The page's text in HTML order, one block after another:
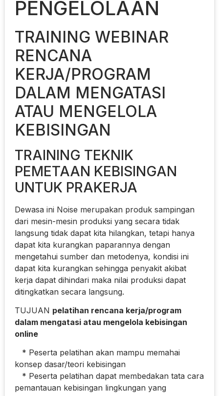
PENGELOLAAN
TRAINING WEBINAR
RENCANA
KERJA/PROGRAM
DALAM MENGATASI
ATAU MENGELOLA
KEBISINGAN
TRAINING TEKNIK
PEMETAAN KEBISINGAN
UNTUK PRAKERJA
Dewasa ini Noise merupakan produk sampingan
dari mesin-mesin produksi yang secara tidak
langsung tidak dapat kita hilangkan, tetapi hanya
dapat kita kurangkan paparannya dengan
mengetahui sumber dan metodenya, kondisi ini
dapat kita kurangkan sehingga penyakit akibat
kerja dapat dihindari maka nilai produksi dapat
ditingkatkan secara langsung.
TUJUAN pelatihan rencana kerja/program
dalam mengatasi atau mengelola kebisingan
online
* Peserta pelatihan akan mampu memahai
konsep dasar/teori kebisingan
* Peserta pelatihan dapat membedakan tata cara
pemantauan kebisingan lingkungan yang